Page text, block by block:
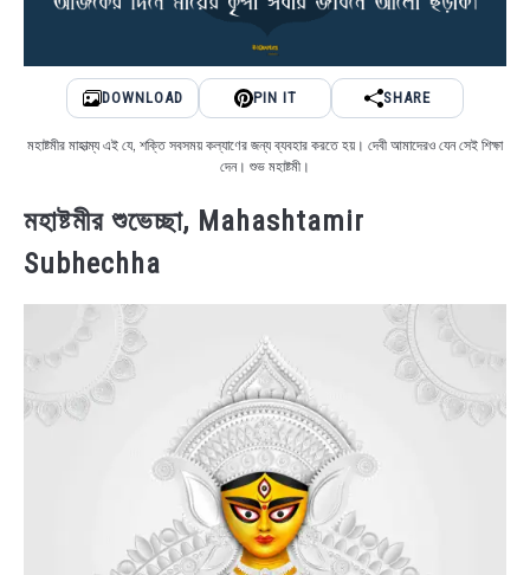
DOWNLOAD PIN IT SHARE
মহাষ্টমীর মাহাত্ম্য এই যে, শক্তি সবসময় কল্যাণের জন্য ব্যবহার করতে হয়। দেবী আমাদেরও যেন সেই শিক্ষা
দেন। শুভ মহাষ্টমী।
মহাষ্টমীর শুভেচ্ছা, Mahashtamir
Subhechha